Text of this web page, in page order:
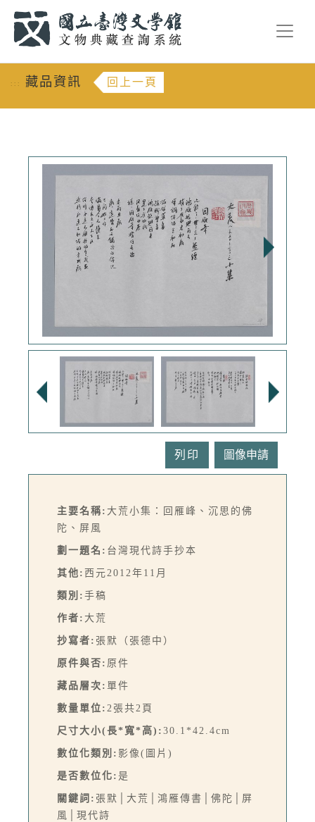
::: 藏品資訊 回上一頁
列印
主要名稱: 大荒小集：回雁峰、沉思的佛
陀、屏風
劃一題名: 台灣現代詩手抄本
其他: 西元2012年11月
類別: 手稿
作者: 大荒
抄寫者: 張默（張德中）
原件與否: 原件
藏品層次: 單件
數量單位: 2張共2頁
尺寸大小(長*寬*高): 30.1*42.4cm
數位化類別: 影像(圖片)
是否數位化: 是
關鍵詞: 張默│大荒│鴻雁傳書│佛陀│屏
風│現代詩